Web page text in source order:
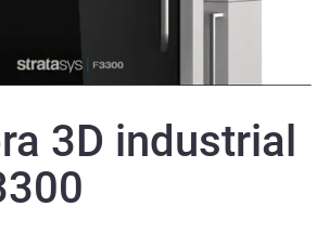
3D industrial